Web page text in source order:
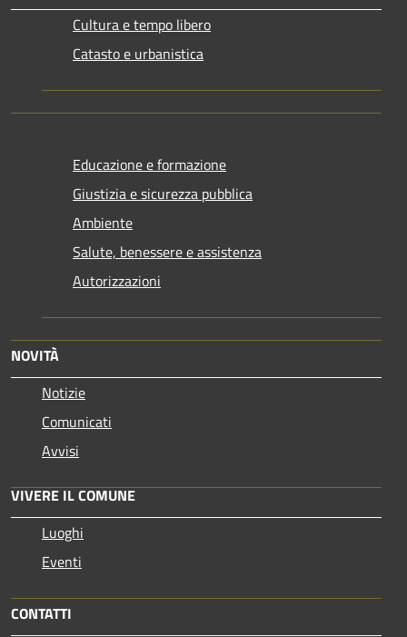
Cultura e tempo libero
Catasto e urbanistica
Educazione e formazione
Giustizia e sicurezza pubblica
Ambiente
Salute, benessere e assistenza
Autorizzazioni
NOVITÀ
Notizie
Comunicati
Avvisi
VIVERE IL COMUNE
Luoghi
Eventi
CONTATTI